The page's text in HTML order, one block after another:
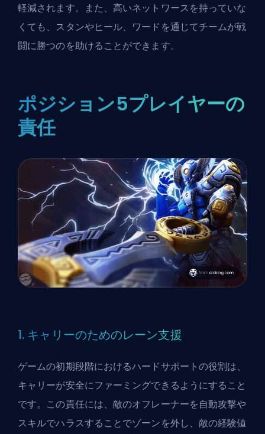
軽減されます。また、高いネットワースを持っていな
くても、スタンやヒール、ワードを通じてチームが戦
闘に勝つのを助けることができます。
ポジション5プレイヤーの
責任
1. キャリーのためのレーン支援
ゲームの初期段階におけるハードサポートの役割は、
キャリーが安全にファーミングできるようにすること
です。この責任には、敵のオフレーナーを自動攻撃や
スキルでハラスすることでゾーンを外し、敵の経験値